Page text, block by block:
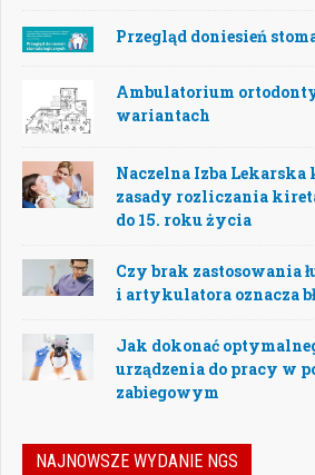
Przegląd doniesień
Ambulatorium
wariantach
Naczelna Izba Lekarska
zasady rozliczania
do 15. roku życia
Czy brak zastosowania
i artykulatora oznacza
Jak dokonać
urządzenia do pracy w
zabiegowym
NAJNOWSZE WYDANIE NGS